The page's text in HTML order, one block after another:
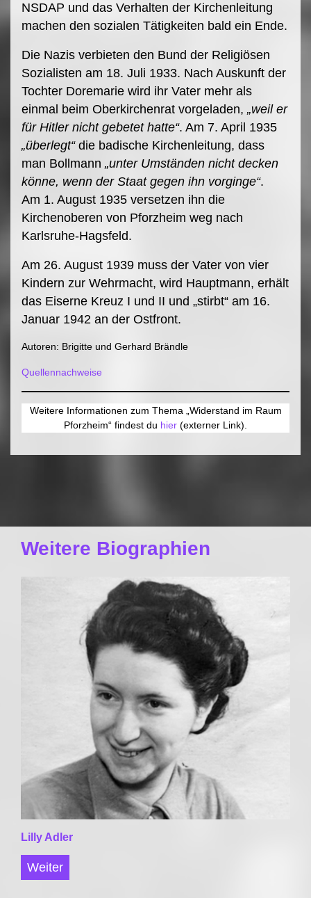
NSDAP und das Verhalten der Kirchenleitung
machen den sozialen Tätigkeiten bald ein Ende.
Die Nazis verbieten den Bund der Religiösen
Sozialisten am 18. Juli 1933. Nach Auskunft der
Tochter Doremarie wird ihr Vater mehr als
einmal beim Oberkirchenrat vorgeladen, „weil er
für Hitler nicht gebetet hatte“. Am 7. April 1935
„überlegt“die badische Kirchenleitung, dass
man Bollmann „unter Umständen nicht decken
könne, wenn der Staat gegen ihn vorginge“.
Am 1. August 1935 versetzen ihn die
Kirchenoberen von Pforzheim weg nach
Karlsruhe-Hagsfeld.
Am 26. August 1939 muss der Vater von vier
Kindern zur Wehrmacht, wird Hauptmann, erhält
das Eiserne Kreuz I und II und „stirbt“ am 16.
Januar 1942 an der Ostfront.
Autoren: Brigitte und Gerhard Brändle
Quellennachweise
Weitere Informationen zum Thema „Widerstand im Raum
Pforzheim“ findest du hier (externer Link).
Weitere Biographien
Lilly Adler
Weiter